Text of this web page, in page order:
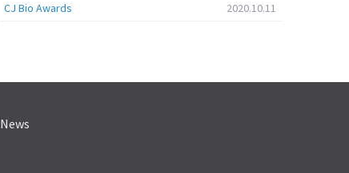
CJ Bio Awards
2020.10.11
News